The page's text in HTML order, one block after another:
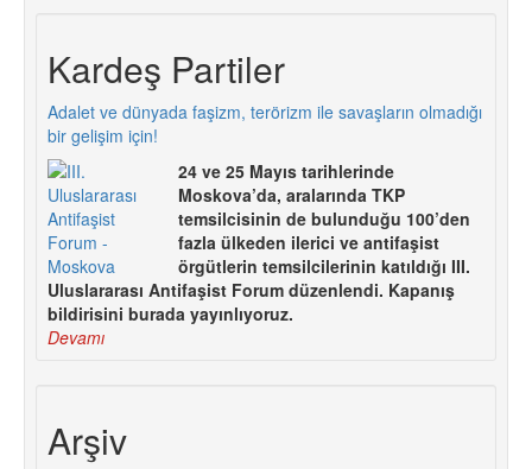
Kardeş Partiler
Adalet ve dünyada faşizm, terörizm ile savaşların olmadığı
bir gelişim için!
24 ve 25 Mayıs tarihlerinde
Moskova’da, aralarında TKP
temsilcisinin de bulunduğu 100’den
fazla ülkeden ilerici ve antifaşist
örgütlerin temsilcilerinin katıldığı III.
Uluslararası Antifaşist Forum düzenlendi. Kapanış
bildirisini burada yayınlıyoruz.
Devamı
Arşiv